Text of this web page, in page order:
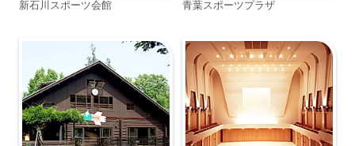
新石川スポーツ会館 青葉スポーツプラザ